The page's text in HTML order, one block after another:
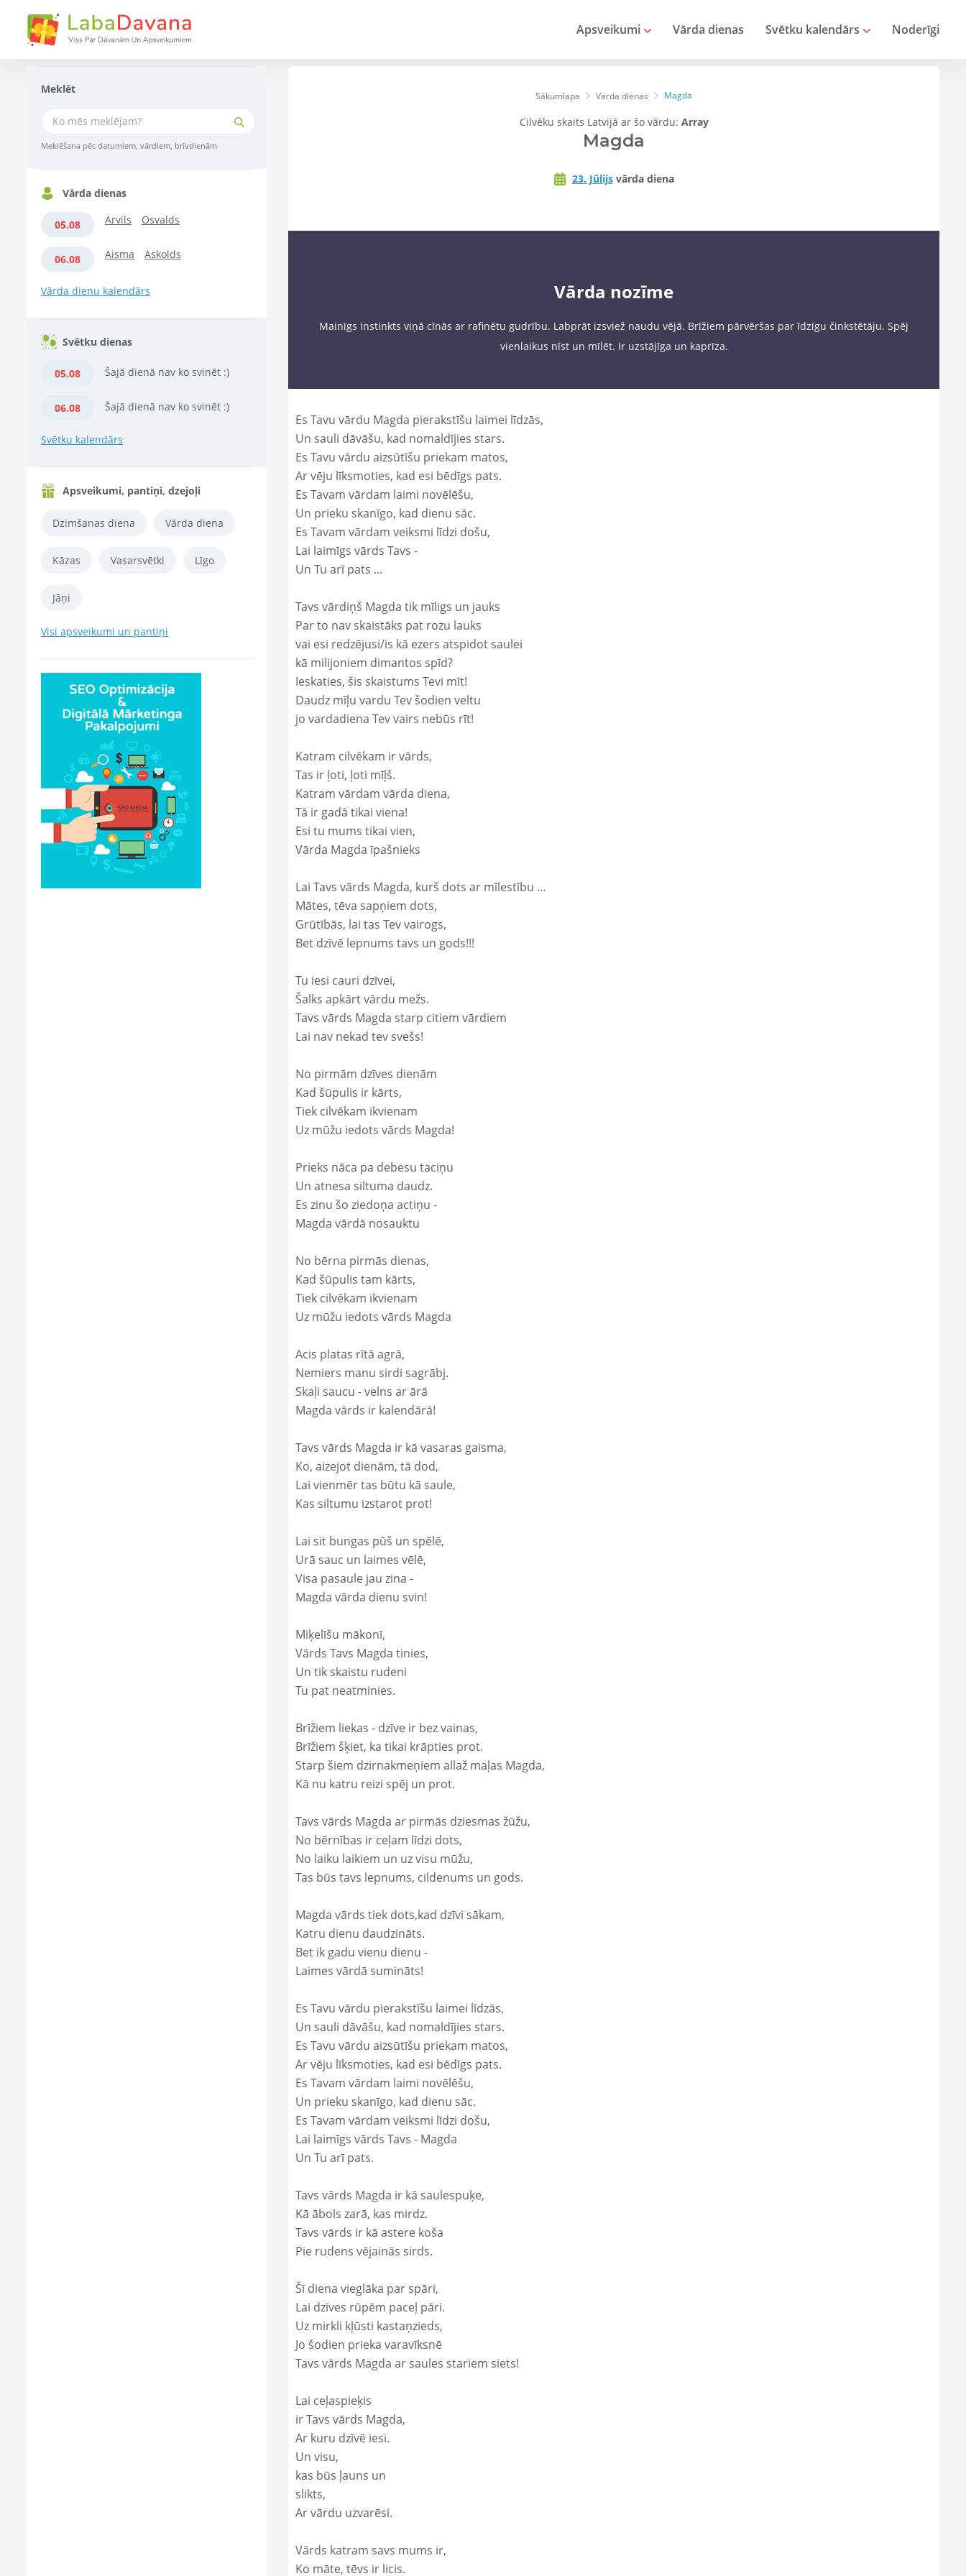
Apsveikumi Vārda dienas Svētku kalendārs Noderīgi
Meklēt
Meklēšana pēc datumiem, vārdiem, brīvdienām
Vārda dienas
05.08 Arvils Osvalds
06.08 Aisma Askolds
Vārda dienu kalendārs
Svētku dienas
05.08 Šajā dienā nav ko svinēt :)
06.08 Šajā dienā nav ko svinēt :)
Svētku kalendārs
Apsveikumi, pantiņi, dzejoļi
Dzimšanas diena Vārda diena
Kāzas Vasarsvētki Līgo
Jāņi
Visi apsveikumi un pantiņi
Sākumlapa Varda dienas Magda
Cilvēku skaits Latvijā ar šo vārdu: Array
Magda
23. Jūlijsvārda diena
Vārda nozīme
Mainīgs instinkts viņā cīnās ar rafinētu gudrību. Labprāt izsviež naudu vējā. Brīžiem pārvēršas par īdzīgu činkstētāju. Spēj
vienlaikus nīst un mīlēt. Ir uzstājīga un kaprīza.
Es Tavu vārdu Magda pierakstīšu laimei līdzās,
Un sauli dāvāšu, kad nomaldījies stars.
Es Tavu vārdu aizsūtīšu priekam matos,
Ar vēju līksmoties, kad esi bēdīgs pats.
Es Tavam vārdam laimi novēlēšu,
Un prieku skanīgo, kad dienu sāc.
Es Tavam vārdam veiksmi līdzi došu,
Lai laimīgs vārds Tavs -
Un Tu arī pats ...
Tavs vārdiņš Magda tik mīligs un jauks
Par to nav skaistāks pat rozu lauks
vai esi redzējusi/is kā ezers atspidot saulei
kā milijoniem dimantos spīd?
Ieskaties, šis skaistums Tevi mīt!
Daudz mīļu vardu Tev šodien veltu
jo vardadiena Tev vairs nebūs rīt!
Katram cilvēkam ir vārds,
Tas ir ļoti, ļoti mīļš.
Katram vārdam vārda diena,
Tā ir gadā tikai viena!
Esi tu mums tikai vien,
Vārda Magda īpašnieks
Lai Tavs vārds Magda, kurš dots ar mīlestību ...
Mātes, tēva sapņiem dots,
Grūtībās, lai tas Tev vairogs,
Bet dzīvē lepnums tavs un gods!!!
Tu iesi cauri dzīvei,
Šalks apkārt vārdu mežs.
Tavs vārds Magda starp citiem vārdiem
Lai nav nekad tev svešs!
No pirmām dzīves dienām
Kad šūpulis ir kārts,
Tiek cilvēkam ikvienam
Uz mūžu iedots vārds Magda!
Prieks nāca pa debesu taciņu
Un atnesa siltuma daudz.
Es zinu šo ziedoņa actiņu -
Magda vārdā nosauktu
No bērna pirmās dienas,
Kad šūpulis tam kārts,
Tiek cilvēkam ikvienam
Uz mūžu iedots vārds Magda
Acis platas rītā agrā,
Nemiers manu sirdi sagrābj.
Skaļi saucu - velns ar ārā
Magda vārds ir kalendārā!
Tavs vārds Magda ir kā vasaras gaisma,
Ko, aizejot dienām, tā dod,
Lai vienmēr tas būtu kā saule,
Kas siltumu izstarot prot!
Lai sit bungas pūš un spēlē,
Urā sauc un laimes vēlē,
Visa pasaule jau zina -
Magda vārda dienu svin!
Miķelīšu mākonī,
Vārds Tavs Magda tinies,
Un tik skaistu rudeni
Tu pat neatminies.
Brīžiem liekas - dzīve ir bez vainas,
Brīžiem šķiet, ka tikai krāpties prot.
Starp šiem dzirnakmeņiem allaž maļas Magda,
Kā nu katru reizi spēj un prot.
Tavs vārds Magda ar pirmās dziesmas žūžu,
No bērnības ir ceļam līdzi dots,
No laiku laikiem un uz visu mūžu,
Tas būs tavs lepnums, cildenums un gods.
Magda vārds tiek dots,kad dzīvi sākam,
Katru dienu daudzināts.
Bet ik gadu vienu dienu -
Laimes vārdā sumināts!
Es Tavu vārdu pierakstīšu laimei līdzās,
Un sauli dāvāšu, kad nomaldījies stars.
Es Tavu vārdu aizsūtīšu priekam matos,
Ar vēju līksmoties, kad esi bēdīgs pats.
Es Tavam vārdam laimi novēlēšu,
Un prieku skanīgo, kad dienu sāc.
Es Tavam vārdam veiksmi līdzi došu,
Lai laimīgs vārds Tavs - Magda
Un Tu arī pats.
Tavs vārds Magda ir kā saulespuķe,
Kā ābols zarā, kas mirdz.
Tavs vārds ir kā astere koša
Pie rudens vējainās sirds.
Šī diena vieglāka par spāri,
Lai dzīves rūpēm paceļ pāri.
Uz mirkli kļūsti kastaņzieds,
Jo šodien prieka varavīksnē
Tavs vārds Magda ar saules stariem siets!
Lai ceļaspieķis
ir Tavs vārds Magda,
Ar kuru dzīvē iesi.
Un visu,
kas būs ļauns un
slikts,
Ar vārdu uzvarēsi.
Vārds katram savs mums ir,
Ko māte, tēvs ir licis.